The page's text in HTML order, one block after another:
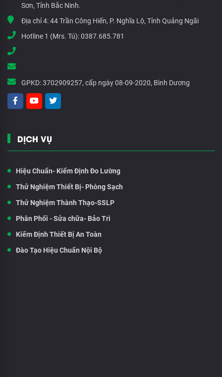
Sơn, Tỉnh Bắc Ninh.
Địa chỉ 4:44 Trần Công Hiến, P. Nghĩa Lộ, Tỉnh Quảng Ngãi
Hotline 1 (Mrs. Tú):0387.685.781
GPKD:3702909257, cấp ngày 08-09-2020, Bình Dương
DỊCH VỤ
Hiệu Chuẩn- Kiểm Định Đo Lường
Thử Nghiệm Thiết Bị- Phòng Sạch
Thử Nghiệm Thành Thạo-SSLP
Phân Phối - Sửa chữa- Bảo Trì
Kiểm Định Thiết Bị An Toàn
Đào Tạo Hiệu Chuẩn Nội Bộ